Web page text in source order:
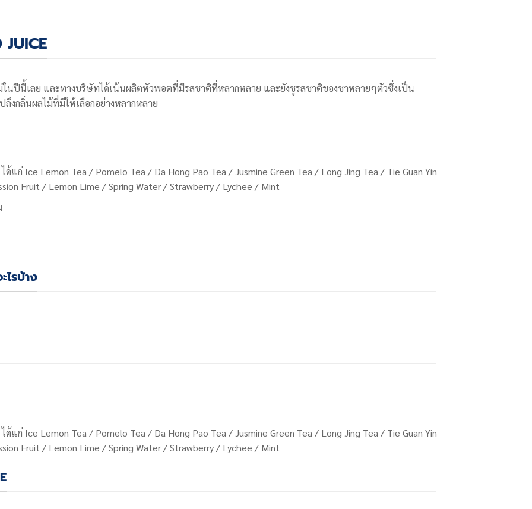
ในปีนี้เลย และทางบริษัทได้เน้นผลิตหัวพอตที่มีรสชาติที่หลากหลาย และยังชูรสชาติของชาหลายๆตัวซึ่งเป็น
งกลิ่นผลไม้ที่มีให้เลือกอย่างหลากหลาย
แก่ Ice Lemon Tea / Pomelo Tea / Da Hong Pao Tea / Jusmine Green Tea / Long Jing Tea / Tie Guan Yin
Fruit / Lemon Lime / Spring Water / Strawberry / Lychee / Mint
ไรบ้าง
แก่ Ice Lemon Tea / Pomelo Tea / Da Hong Pao Tea / Jusmine Green Tea / Long Jing Tea / Tie Guan Yin
Fruit / Lemon Lime / Spring Water / Strawberry / Lychee / Mint